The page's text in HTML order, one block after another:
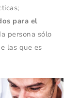
para el
persona sólo
las que es